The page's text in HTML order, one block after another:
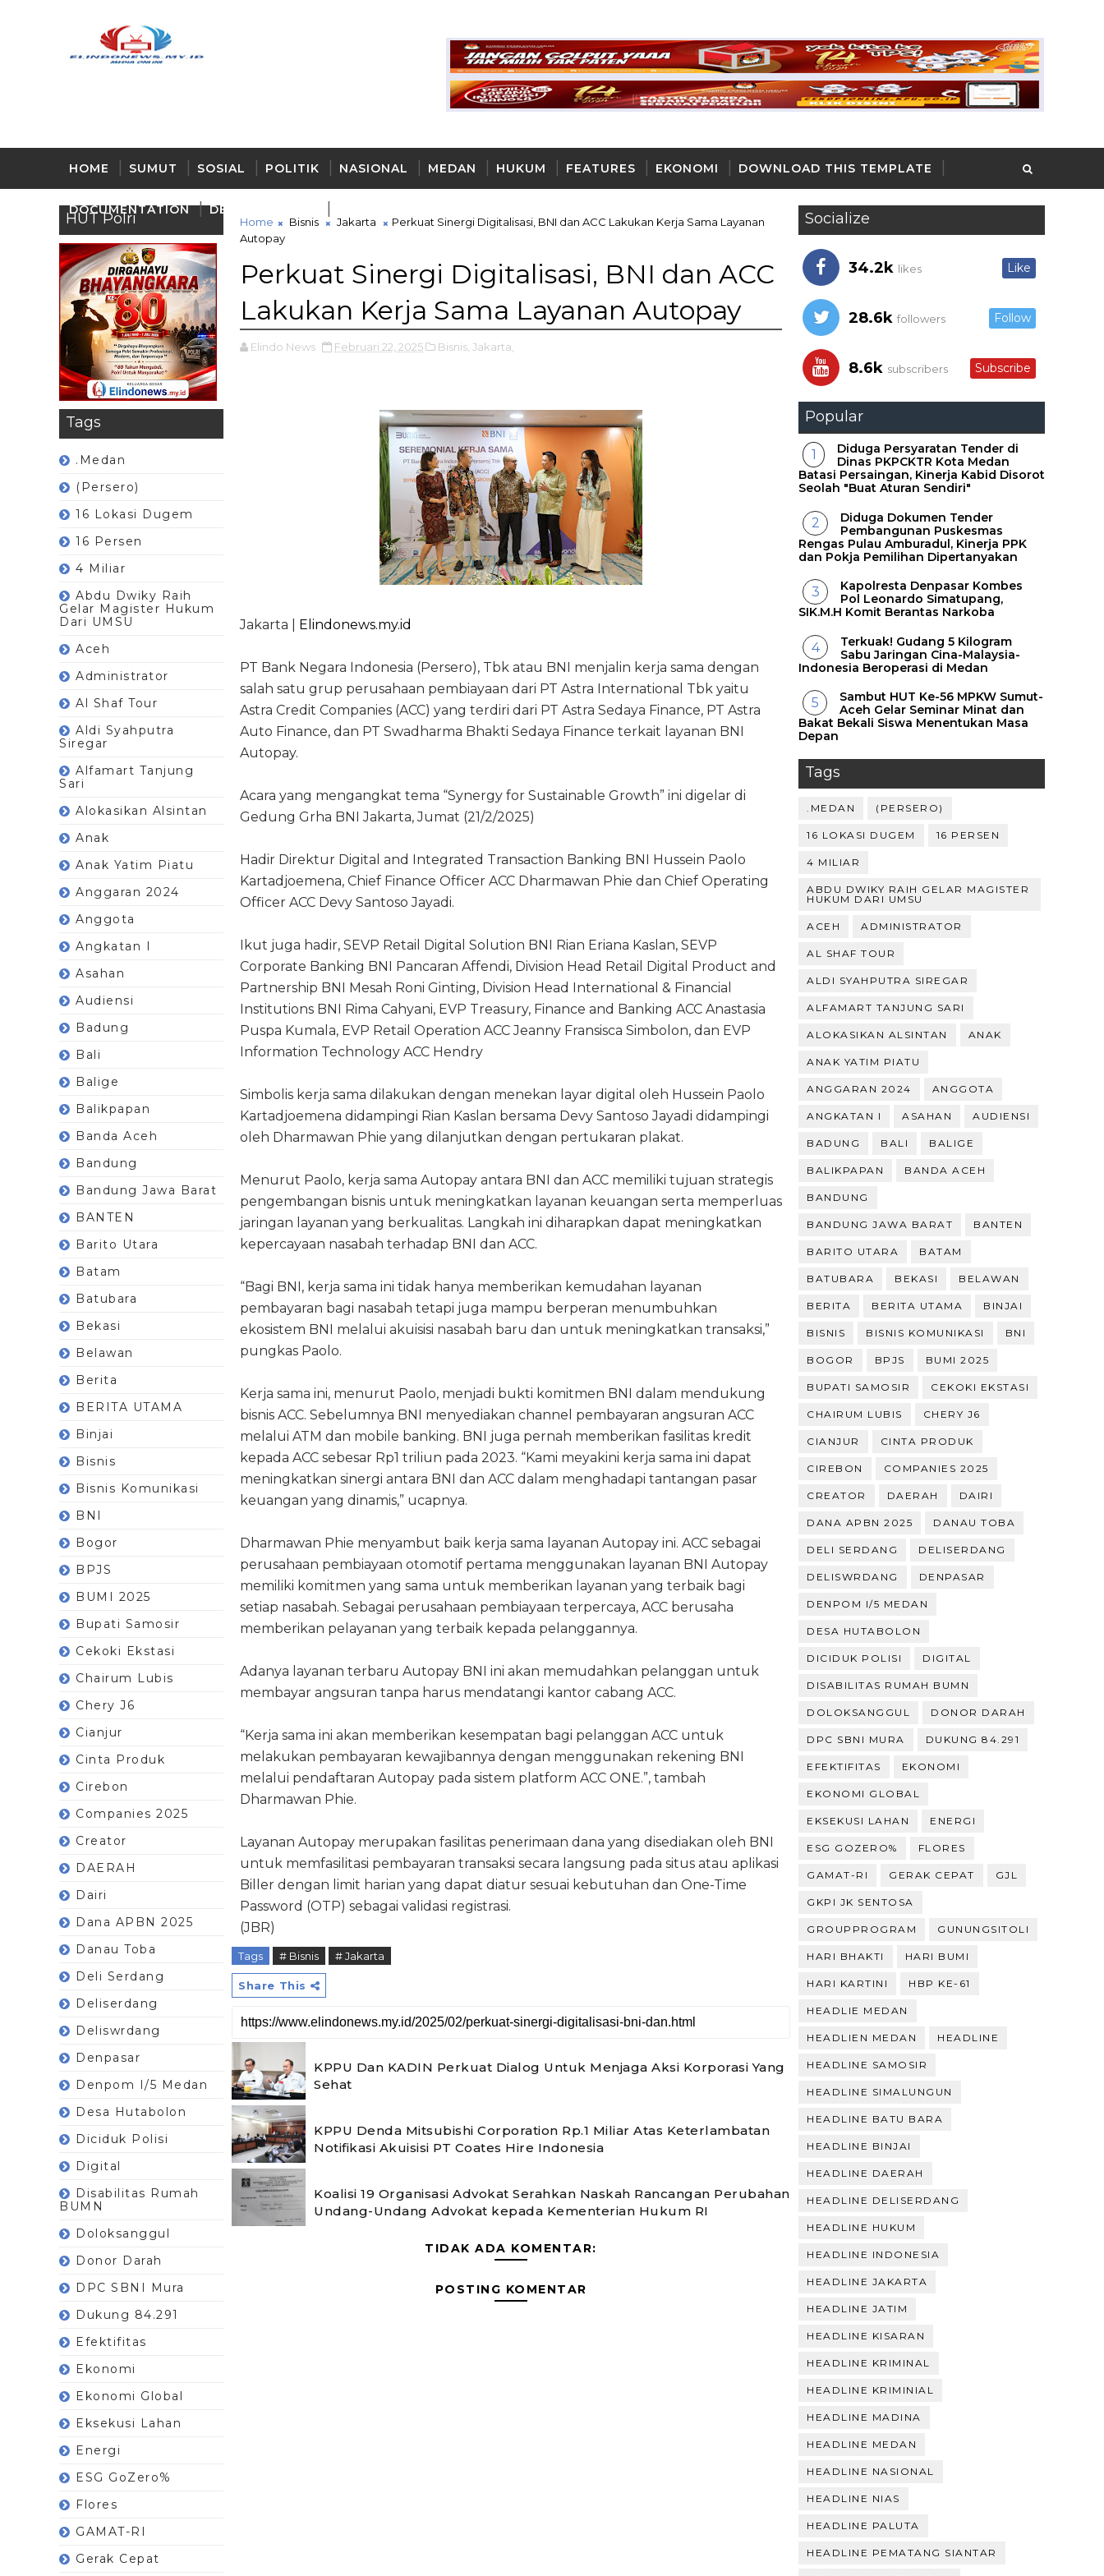
HOME SUMUT SOSIAL POLITIK NASIONAL MEDAN HUKUM FEATURES EKONOMI DOWNLOAD THIS TEMPLATE
DOCUMENTATION DELI - SERDANG
HUT Polri
Tags
.Medan
(Persero)
16 Lokasi Dugem
16 Persen
4 Miliar
Abdu Dwiky Raih
Gelar Magister Hukum
Dari UMSU
Aceh
Administrator
Al Shaf Tour
Aldi Syahputra
Siregar
Alfamart Tanjung
Sari
Alokasikan Alsintan
Anak
Anak Yatim Piatu
Anggaran 2024
Anggota
Angkatan I
Asahan
Audiensi
Badung
Bali
Balige
Balikpapan
Banda Aceh
Bandung
Bandung Jawa Barat
BANTEN
Barito Utara
Batam
Batubara
Bekasi
Belawan
Berita
BERITA UTAMA
Binjai
Bisnis
Bisnis Komunikasi
BNI
Bogor
BPJS
BUMI 2025
Bupati Samosir
Cekoki Ekstasi
Chairum Lubis
Chery J6
Cianjur
Cinta Produk
Cirebon
Companies 2025
Creator
DAERAH
Dairi
Dana APBN 2025
Danau Toba
Deli Serdang
Deliserdang
Deliswrdang
Denpasar
Denpom I/5 Medan
Desa Hutabolon
Diciduk Polisi
Digital
Disabilitas Rumah
BUMN
Doloksanggul
Donor Darah
DPC SBNI Mura
Dukung 84.291
Efektifitas
Ekonomi
Ekonomi Global
Eksekusi Lahan
Energi
ESG GoZero%
Flores
GAMAT-RI
Gerak Cepat
Home Bisnis Jakarta
Perkuat Sinergi Digitalisasi, BNI dan ACC Lakukan Kerja Sama Layanan
Autopay
Perkuat Sinergi Digitalisasi, BNI dan ACC
Lakukan Kerja Sama Layanan Autopay
Elindo News Februari 22, 2025 Bisnis, Jakarta,
Jakarta | Elindonews.my.id
PT Bank Negara Indonesia (Persero), Tbk atau BNI menjalin kerja sama dengan
salah satu grup perusahaan pembiayaan dari PT Astra International Tbk yaitu
Astra Credit Companies (ACC) yang terdiri dari PT Astra Sedaya Finance, PT Astra
Auto Finance, dan PT Swadharma Bhakti Sedaya Finance terkait layanan BNI
Autopay.
Acara yang mengangkat tema “Synergy for Sustainable Growth” ini digelar di
Gedung Grha BNI Jakarta, Jumat (21/2/2025)
Hadir Direktur Digital and Integrated Transaction Banking BNI Hussein Paolo
Kartadjoemena, Chief Finance Officer ACC Dharmawan Phie dan Chief Operating
Officer ACC Devy Santoso Jayadi.
Ikut juga hadir, SEVP Retail Digital Solution BNI Rian Eriana Kaslan, SEVP
Corporate Banking BNI Pancaran Affendi, Division Head Retail Digital Product and
Partnership BNI Mesah Roni Ginting, Division Head International & Financial
Institutions BNI Rima Cahyani, EVP Treasury, Finance and Banking ACC Anastasia
Puspa Kumala, EVP Retail Operation ACC Jeanny Fransisca Simbolon, dan EVP
Information Technology ACC Hendry
Simbolis kerja sama dilakukan dengan menekan layar digital oleh Hussein Paolo
Kartadjoemena didampingi Rian Kaslan bersama Devy Santoso Jayadi didampingi
oleh Dharmawan Phie yang dilanjutkan dengan pertukaran plakat.
Menurut Paolo, kerja sama Autopay antara BNI dan ACC memiliki tujuan strategis
pengembangan bisnis untuk meningkatkan layanan keuangan serta memperluas
jaringan layanan yang berkualitas. Langkah ini diharapkan dapat meningkatkan
kepercayaan nasabah terhadap BNI dan ACC.
“Bagi BNI, kerja sama ini tidak hanya memberikan kemudahan layanan
pembayaran bagi nasabah tetapi juga mampu berperan menumbuhkan
ekosistem BNI melalui akuisisi nasabah baru dan untuk meningkatkan transaksi,”
pungkas Paolo.
Kerja sama ini, menurut Paolo, menjadi bukti komitmen BNI dalam mendukung
bisnis ACC. Sebelumnya BNI menyediakan channel pembayaran angsuran ACC
melalui ATM dan mobile banking. BNI juga pernah memberikan fasilitas kredit
kepada ACC sebesar Rp1 triliun pada 2023. “Kami meyakini kerja sama ini dapat
meningkatkan sinergi antara BNI dan ACC dalam menghadapi tantangan pasar
keuangan yang dinamis,” ucapnya.
Dharmawan Phie menyambut baik kerja sama layanan Autopay ini. ACC sebagai
perusahaan pembiayaan otomotif pertama menggunakan layanan BNI Autopay
memiliki komitmen yang sama untuk memberikan layanan yang terbaik bagi
setiap nasabah. Sebagai perusahaan pembiayaan terpercaya, ACC berusaha
memberikan pelayanan yang terbaik kepada pelanggannya.
Adanya layanan terbaru Autopay BNI ini akan memudahkan pelanggan untuk
membayar angsuran tanpa harus mendatangi kantor cabang ACC.
“Kerja sama ini akan memberikan kesempatan bagi pelanggan ACC untuk
melakukan pembayaran kewajibannya dengan menggunakan rekening BNI
melalui pendaftaran Autopay pada sistem platform ACC ONE.”, tambah
Dharmawan Phie.
Layanan Autopay merupakan fasilitas penerimaan dana yang disediakan oleh BNI
untuk memfasilitasi pembayaran transaksi secara langsung pada situs atau aplikasi
Biller dengan limit harian yang dapat diatur sesuai kebutuhan dan One-Time
Password (OTP) sebagai validasi registrasi.
(JBR)
Tags # Bisnis # Jakarta
Share This
KPPU Dan KADIN Perkuat Dialog Untuk Menjaga Aksi Korporasi Yang
Sehat
KPPU Denda Mitsubishi Corporation Rp.1 Miliar Atas Keterlambatan
Notifikasi Akuisisi PT Coates Hire Indonesia
Koalisi 19 Organisasi Advokat Serahkan Naskah Rancangan Perubahan
Undang-Undang Advokat kepada Kementerian Hukum RI
TIDAK ADA KOMENTAR:
POSTING KOMENTAR
Socialize
34.2k likes Like
28.6k followers Follow
8.6k subscribers Subscribe
Popular
Diduga Persyaratan Tender di
Dinas PKPCKTR Kota Medan
Batasi Persaingan, Kinerja Kabid Disorot
Seolah "Buat Aturan Sendiri"
Diduga Dokumen Tender
Pembangunan Puskesmas
Rengas Pulau Amburadul, Kinerja PPK
dan Pokja Pemilihan Dipertanyakan
Kapolresta Denpasar Kombes
Pol Leonardo Simatupang,
SIK.M.H Komit Berantas Narkoba
Terkuak! Gudang 5 Kilogram
Sabu Jaringan Cina-Malaysia-
Indonesia Beroperasi di Medan
Sambut HUT Ke-56 MPKW Sumut-
Aceh Gelar Seminar Minat dan
Bakat Bekali Siswa Menentukan Masa
Depan ‎
Tags
.MEDAN (PERSERO)
16 LOKASI DUGEM 16 PERSEN
4 MILIAR
ABDU DWIKY RAIH GELAR MAGISTER
HUKUM DARI UMSU
ACEH ADMINISTRATOR
AL SHAF TOUR
ALDI SYAHPUTRA SIREGAR
ALFAMART TANJUNG SARI
ALOKASIKAN ALSINTAN ANAK
ANAK YATIM PIATU
ANGGARAN 2024 ANGGOTA
ANGKATAN I ASAHAN AUDIENSI
BADUNG BALI BALIGE
BALIKPAPAN BANDA ACEH
BANDUNG
BANDUNG JAWA BARAT BANTEN
BARITO UTARA BATAM
BATUBARA BEKASI BELAWAN
BERITA BERITA UTAMA BINJAI
BISNIS BISNIS KOMUNIKASI BNI
BOGOR BPJS BUMI 2025
BUPATI SAMOSIR CEKOKI EKSTASI
CHAIRUM LUBIS CHERY J6
CIANJUR CINTA PRODUK
CIREBON COMPANIES 2025
CREATOR DAERAH DAIRI
DANA APBN 2025 DANAU TOBA
DELI SERDANG DELISERDANG
DELISWRDANG DENPASAR
DENPOM I/5 MEDAN
DESA HUTABOLON
DICIDUK POLISI DIGITAL
DISABILITAS RUMAH BUMN
DOLOKSANGGUL DONOR DARAH
DPC SBNI MURA DUKUNG 84.291
EFEKTIFITAS EKONOMI
EKONOMI GLOBAL
EKSEKUSI LAHAN ENERGI
ESG GOZERO% FLORES
GAMAT-RI GERAK CEPAT GJL
GKPI JK SENTOSA
GROUPPROGRAM GUNUNGSITOLI
HARI BHAKTI HARI BUMI
HARI KARTINI HBP KE-61
HEADLIE MEDAN
HEADLIEN MEDAN HEADLINE
HEADLINE SAMOSIR
HEADLINE SIMALUNGUN
HEADLINE BATU BARA
HEADLINE BINJAI
HEADLINE DAERAH
HEADLINE DELISERDANG
HEADLINE HUKUM
HEADLINE INDONESIA
HEADLINE JAKARTA
HEADLINE JATIM
HEADLINE KISARAN
HEADLINE KRIMINAL
HEADLINE KRIMINIAL
HEADLINE MADINA
HEADLINE MEDAN
HEADLINE NASIONAL
HEADLINE NIAS
HEADLINE PALUTA
HEADLINE PEMATANG SIANTAR